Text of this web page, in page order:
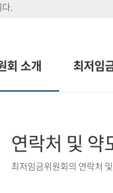
.
회 소개 최저임
연락처 및 약
최저임금위원회의 연락처